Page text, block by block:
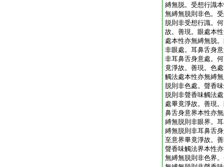
縛無脱。受想行識
無縛無脱則非色。
脱則非受想行識。
故。善現。眼處本
處本性亦無縛無脱
非眼處。耳鼻舌身
非耳鼻舌身意處。
竟淨故。善現。色
觸法處本性亦無縛
脱則非色處。聲香
脱則非聲香味觸法
處畢竟淨故。善現
鼻舌身意界本性亦
縛無脱則非眼界。
縛無脱則非耳鼻舌
至意界畢竟淨故。
聲香味觸法界本性
無縛無脱則非色界